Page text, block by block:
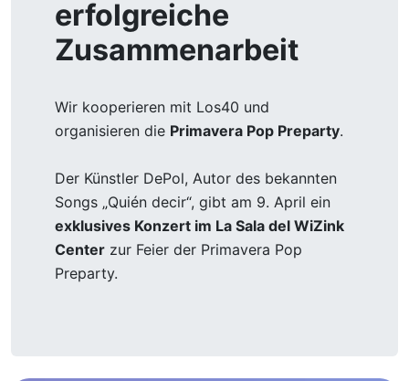
erfolgreiche
Zusammenarbeit
Wir kooperieren mit Los40 und
organisieren die Primavera Pop Preparty.
Der Künstler DePol, Autor des bekannten
Songs „Quién decir“, gibt am 9. April ein
exklusives Konzert im La Sala del WiZink
Center zur Feier der Primavera Pop
Preparty.